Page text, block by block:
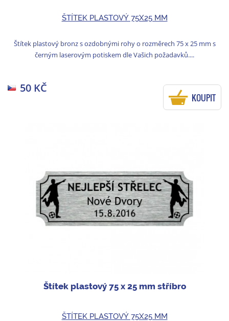
ŠTÍTEK PLASTOVÝ 75X25 MM
Štítek plastový bronz s ozdobnými rohy o rozměrech 75 x 25 mm s
černým laserovým potiskem dle Vašich požadavků....
50 KČ
KOUPIT
Štítek plastový 75 x 25 mm stříbro
ŠTÍTEK PLASTOVÝ 75X25 MM